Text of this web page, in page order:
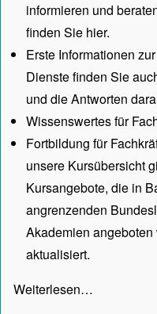
informieren und
finden Sie hier.
Erste Informationen
Dienste finden Sie
und die Antworten
Wissenswertes für
Fortbildung für
unsere Kursübersicht
Kursangebote, die in
angrenzenden
Akademien
aktualisiert.
Weiterlesen…